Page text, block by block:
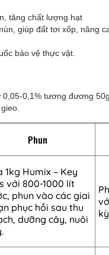
tăng chất lượng hạt
giúp đất tơi xốp, nâng
bảo vệ thực vật.
0,1% tương đương
Phun
1kg Humix – Key
với 800-1000 lít
phun vào các giai
phục hồi sau thu
dưỡng cây, nuôi